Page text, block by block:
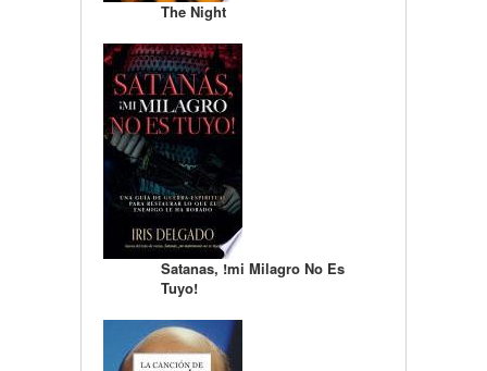
The Night
Satanas, !mi Milagro No Es
Tuyo!